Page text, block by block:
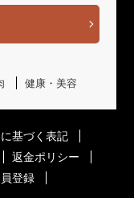
健康・美容
基づく表記
返金ポリシー
登録